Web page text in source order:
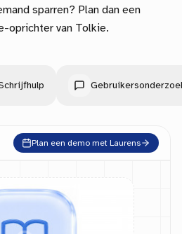
sparren? Plan dan een
oprichter van Tolkie.
Plan een demo met Laurens